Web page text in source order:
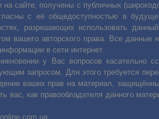
сайте, получены с публичных
с её общедоступностью в
разрешающих использовать
вашего авторского права. Все данные
в сети интернет.
у Вас вопросов касательно
запросом. Для этого требуется
ваших прав на материал,
вас, как правообладателя данного